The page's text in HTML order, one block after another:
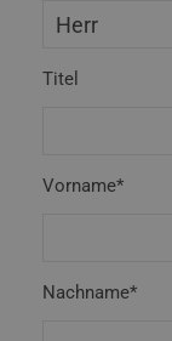
Titel
Vorname*
Nachname*